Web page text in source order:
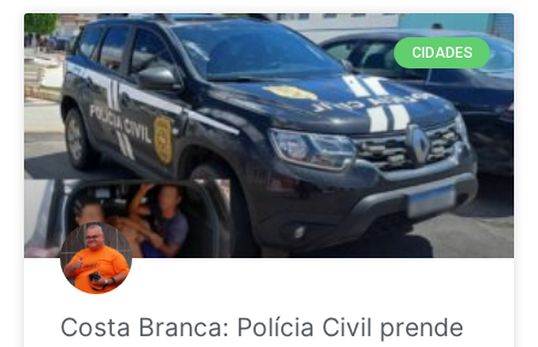
CIDADES
Costa Branca: Polícia Civil prende